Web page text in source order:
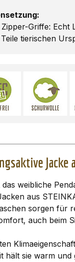
Griffe: Echt
tierischen
Jacke
weibliche
aus
sorgen für
auch beim
hält sie warm